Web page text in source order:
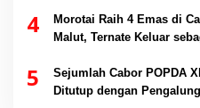
4
Morotai Raih 4 Emas di
Malut, Ternate Keluar
5
Sejumlah Cabor POPDA
Ditutup dengan